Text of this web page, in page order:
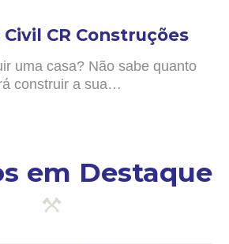
CR Construções
uma casa? Não sabe quanto
construir a sua…
em Destaque